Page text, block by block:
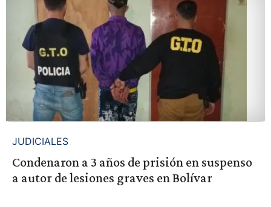
JUDICIALES
Condenaron a 3 años de prisión en suspenso
a autor de lesiones graves en Bolívar